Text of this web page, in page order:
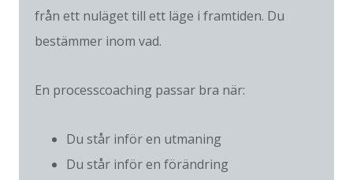
från ett nuläget till ett läge i framtiden. Du
bestämmer inom vad.
En processcoaching passar bra när:
Du står inför en utmaning
Du står inför en förändring